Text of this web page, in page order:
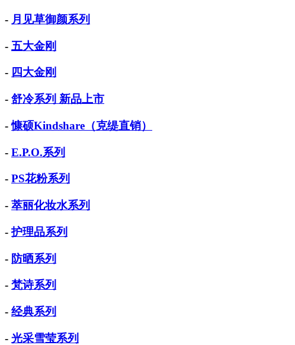
- 月见草御颜系列
- 五大金刚
- 四大金刚
- 舒冷系列 新品上市
-慷硕Kindshare（克缇直销）
- E.P.O.系列
- PS花粉系列
- 萃丽化妆水系列
-护理品系列
- 防晒系列
- 梵诗系列
- 经典系列
- 光采雪莹系列